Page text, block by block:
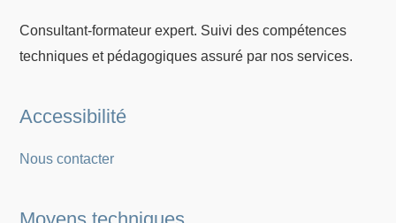
Consultant-formateur expert. Suivi des compétences
techniques et pédagogiques assuré par nos services.
Accessibilité
Nous contacter